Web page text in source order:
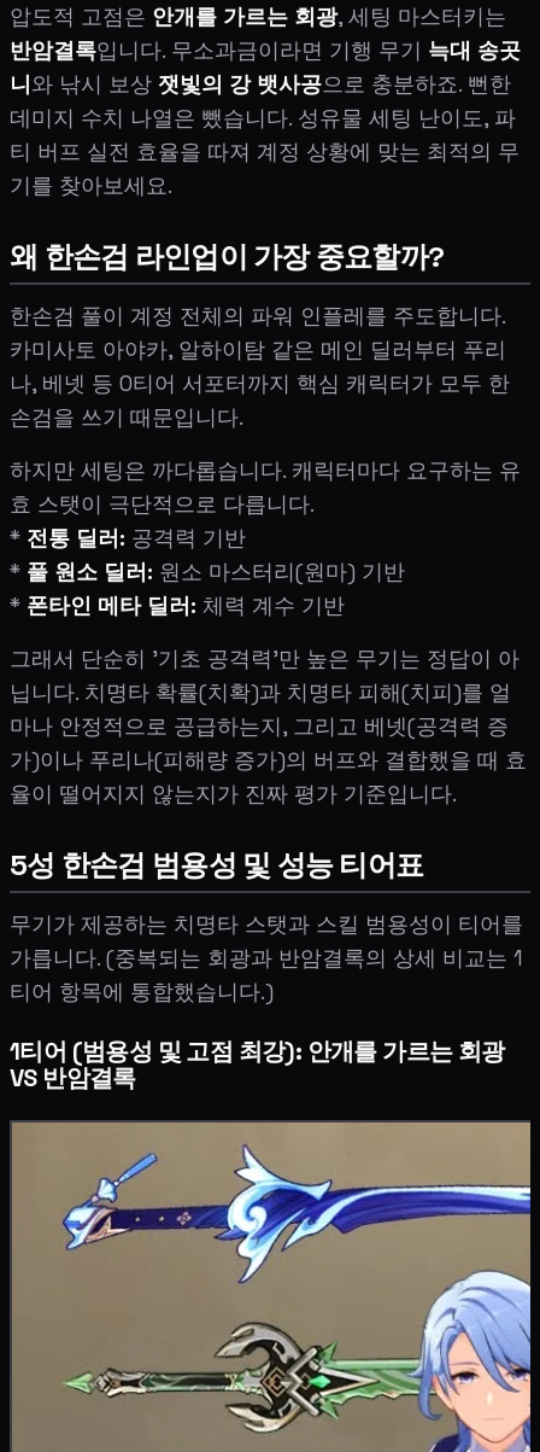
압도적 고점은 안개를 가르는 회광, 세팅 마스터키는
반암결록입니다. 무소과금이라면 기행 무기 늑대 송곳
니와 낚시 보상 잿빛의 강 뱃사공으로 충분하죠. 뻔한
데미지 수치 나열은 뺐습니다. 성유물 세팅 난이도, 파
티 버프 실전 효율을 따져 계정 상황에 맞는 최적의 무
기를 찾아보세요.
왜 한손검 라인업이 가장 중요할까?
한손검 풀이 계정 전체의 파워 인플레를 주도합니다.
카미사토 아야카, 알하이탐 같은 메인 딜러부터 푸리
나, 베넷 등 0티어 서포터까지 핵심 캐릭터가 모두 한
손검을 쓰기 때문입니다.
하지만 세팅은 까다롭습니다. 캐릭터마다 요구하는 유
효 스탯이 극단적으로 다릅니다.
* 전통 딜러: 공격력 기반
* 풀 원소 딜러: 원소 마스터리(원마) 기반
* 폰타인 메타 딜러: 체력 계수 기반
그래서 단순히 '기초 공격력'만 높은 무기는 정답이 아
닙니다. 치명타 확률(치확)과 치명타 피해(치피)를 얼
마나 안정적으로 공급하는지, 그리고 베넷(공격력 증
가)이나 푸리나(피해량 증가)의 버프와 결합했을 때 효
율이 떨어지지 않는지가 진짜 평가 기준입니다.
5성 한손검 범용성 및 성능 티어표
무기가 제공하는 치명타 스탯과 스킬 범용성이 티어를
가릅니다. (중복되는 회광과 반암결록의 상세 비교는 1
티어 항목에 통합했습니다.)
1티어 (범용성 및 고점 최강): 안개를 가르는 회광
VS 반암결록